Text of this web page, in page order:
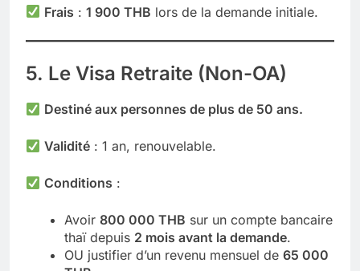
Frais :1 900 THB lors de la demande initiale.
5. Le Visa Retraite (Non-OA)
Destiné aux personnes de plus de 50 ans.
Validité : 1 an, renouvelable.
Conditions :
Avoir 800 000 THB sur un compte bancaire
thaï depuis 2 mois avant la demande.
OU justifier d’un revenu mensuel de 65 000